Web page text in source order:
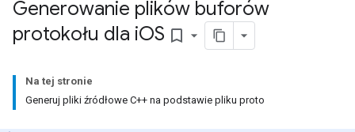
Generowanie plików buforów
protokołu dla iOS bookmark_border
Na tej stronie
Generuj pliki źródłowe C++ na podstawie pliku proto